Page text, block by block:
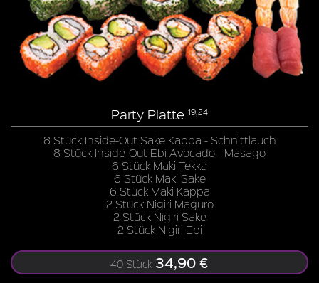
Party Platte 19,24
8 Stück Inside-Out Sake Kappa - Schnittlauch
8 Stück Inside-Out Ebi Avocado - Masago
6 Stück Maki Tekka
6 Stück Maki Sake
6 Stück Maki Kappa
2 Stück Nigiri Maguro
2 Stück Nigiri Sake
2 Stück Nigiri Ebi
40 Stück 34,90 €